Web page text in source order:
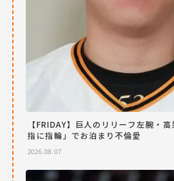
【FRIDAY】巨人のリリーフ左腕・
指に指輪」でお泊まり不倫愛
2026.08.07